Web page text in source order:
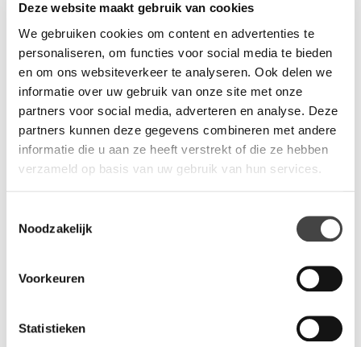
Deze website maakt gebruik van cookies
We gebruiken cookies om content en advertenties te
personaliseren, om functies voor social media te bieden
en om ons websiteverkeer te analyseren. Ook delen we
informatie over uw gebruik van onze site met onze
partners voor social media, adverteren en analyse. Deze
partners kunnen deze gegevens combineren met andere
informatie die u aan ze heeft verstrekt of die ze hebben
verzameld op basis van uw gebruik van hun services.
Noodzakelijk
Voorkeuren
Statistieken
gaan zitten. De Giroflex 10-2020 is de standaard uitvoering
zonder kegel. De Giroflex stakruk 10-3020 is voorzien van
kegel. De kegel kan in ruim 40 verschillende stoffen/ kleuren
worden uitgevoerd. Zelfs leder of kunstleder is mogelijk. Vraag
ernaar bij een van onze binnenhuisadviseurs.
Vragen?
Wij staan u graag te woord via de telefoon.
Gerelateerde producten